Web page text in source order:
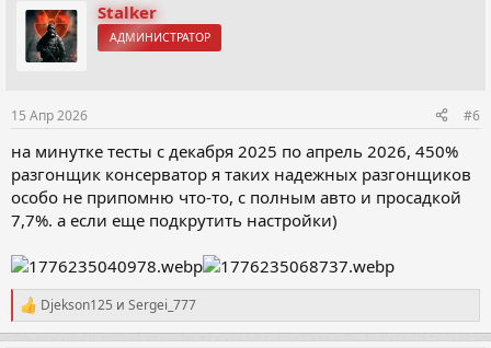
Stalker
АДМИНИСТРАТОР
15 Апр 2026 #6
на минутке тесты с декабря 2025 по апрель 2026, 450%
разгонщик консерватор я таких надежных разгонщиков
особо не припомню что-то, с полным авто и просадкой
7,7%. а если еще подкрутить настройки)
Р
е
Djekson125 и Sergei_777